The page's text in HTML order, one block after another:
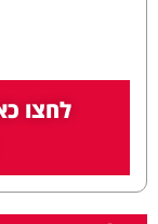
לחצו